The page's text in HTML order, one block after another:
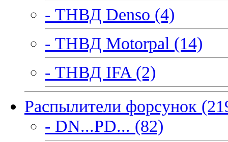
- ТНВД Denso (4)
- ТНВД Motorpal (14)
- ТНВД IFA (2)
Распылители форсунок
- DN...PD... (82)